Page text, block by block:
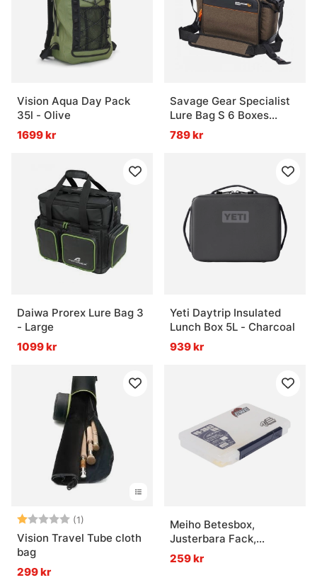
Vad är en 3700-låda?
Vad är en 3730-låda?
Vision Aqua Day Pack
35l - Olive
1699 kr
Savage Gear Specialist
Lure Bag S 6 Boxes
25x35x14cm 8L
789 kr
Daiwa Prorex Lure Bag 3
- Large
1099 kr
Yeti Daytrip Insulated
Lunch Box 5L - Charcoal
939 kr
Betyg: (1)
1.0 utav 5 stjärnor
Vision Travel Tube cloth
bag
299 kr
Meiho Betesbox,
Justerbara Fack,
356x230x50mm - Clear
259 kr